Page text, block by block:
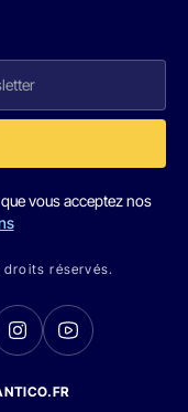
vous acceptez nos
réservés.